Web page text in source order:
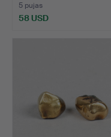
5 pujas
58 USD